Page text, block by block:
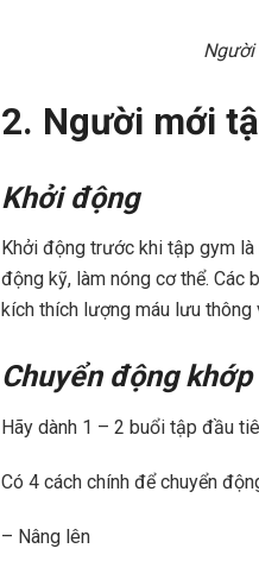
Người
2. Người mới
Khởi động
Khởi động trước khi tập gym
động kỹ, làm nóng cơ thể. Các
kích thích lượng máu lưu
Chuyển động khớp
Hãy dành 1 – 2 buổi tập đầu
Có 4 cách chính để chuyển
– Nâng lên